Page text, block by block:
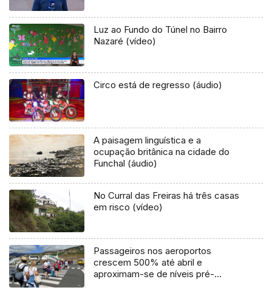
Luz ao Fundo do Túnel no Bairro
Nazaré (vídeo)
Circo está de regresso (áudio)
A paisagem linguística e a
ocupação britânica na cidade do
Funchal (áudio)
No Curral das Freiras há três casas
em risco (vídeo)
Passageiros nos aeroportos
crescem 500% até abril e
aproximam-se de níveis pré-